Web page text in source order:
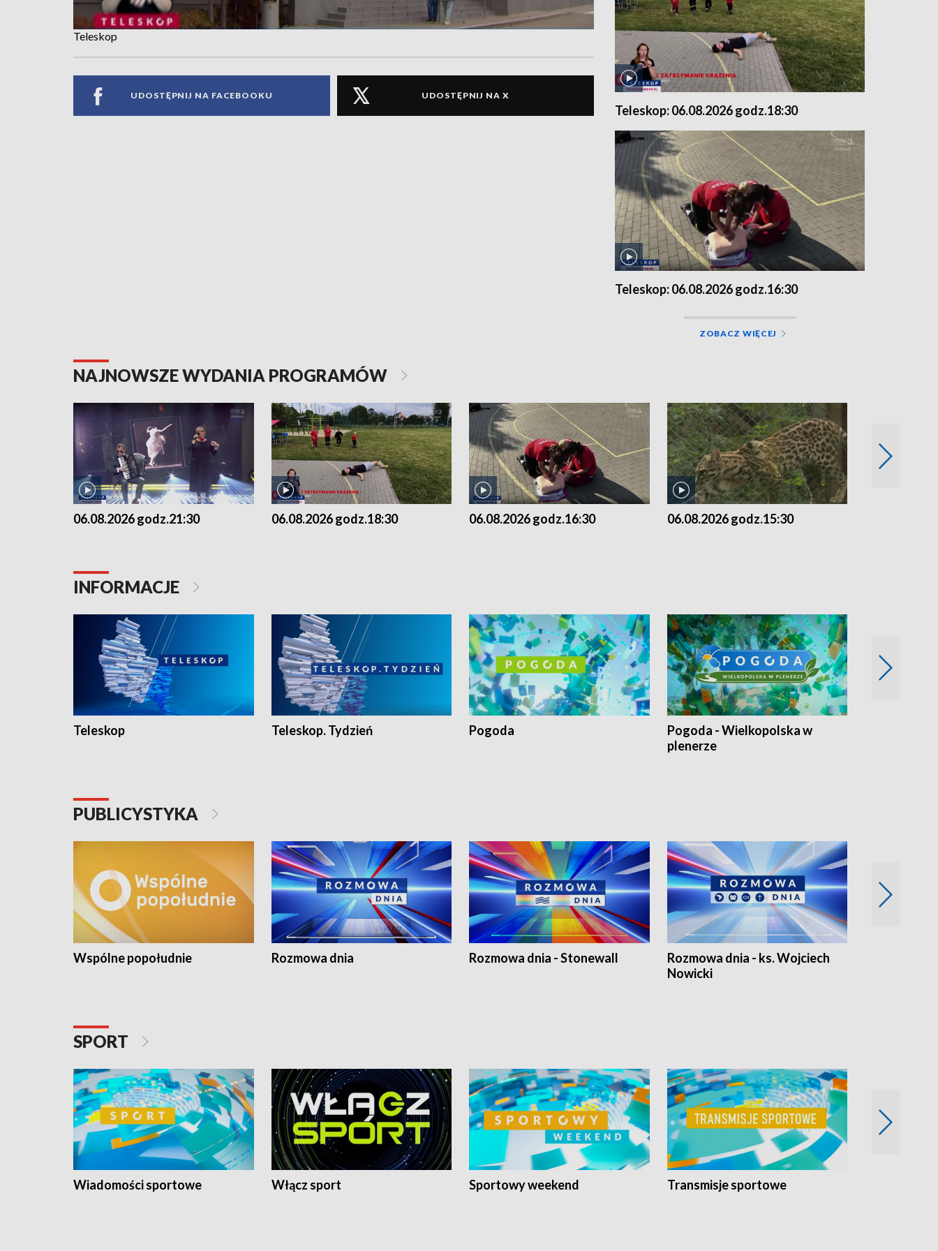
Teleskop
UDOSTĘPNIJ NA FACEBOOKU UDOSTĘPNIJ NA X
Teleskop: 06.08.2026 godz.18:30
Teleskop: 06.08.2026 godz.16:30
ZOBACZ WIĘCEJ
NAJNOWSZE WYDANIA PROGRAMÓW
06.08.2026 godz.21:30 06.08.2026 godz.18:30 06.08.2026 godz.16:30 06.08.2026 godz.15:30
INFORMACJE
Teleskop Teleskop. Tydzień Pogoda
Pogoda - Wielkopolska w
plenerze
PUBLICYSTYKA
Wspólne popołudnie Rozmowa dnia Rozmowa dnia - Stonewall
Rozmowa dnia - ks. Wojciech
Nowicki
SPORT
Wiadomości sportowe Włącz sport Sportowy weekend Transmisje sportowe